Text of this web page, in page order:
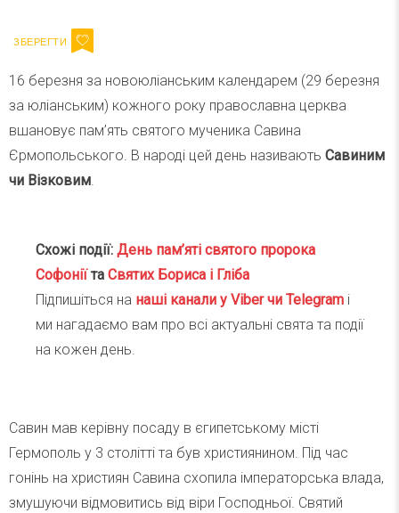
16 березня за новоюліанським календарем (29 березня
за юліанським) кожного року православна церква
вшановує пам’ять святого мученика Савина
Єрмопольського. В народі цей день називають Савиним
чи Візковим.
Схожі події: День пам’яті святого пророка
Софоніїта Святих Бориса і Гліба
Підпишіться на наші канали у Viber чи Telegram і
ми нагадаємо вам про всі актуальні свята та події
на кожен день.
Савин мав керівну посаду в єгипетському місті
Гермополь у 3 столітті та був християнином. Під час
гонінь на християн Савина схопила імператорська влада,
змушуючи відмовитись від віри Господньої. Святий